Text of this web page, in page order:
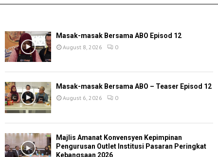
Masak-masak Bersama ABO Episod 12
August 8, 2026 0
Masak-masak Bersama ABO – Teaser Episod 12
August 6, 2026 0
Majlis Amanat Konvensyen Kepimpinan
Pengurusan Outlet Institusi Pasaran Peringkat
Kebangsaan 2026